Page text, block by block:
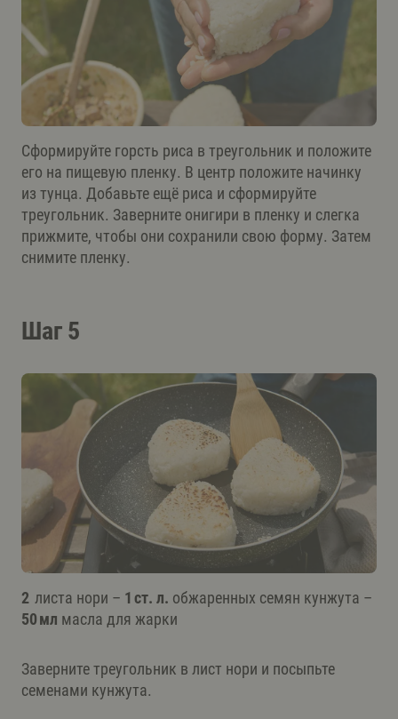
Сформируйте горсть риса в треугольник и положите
его на пищевую пленку. В центр положите начинку
из тунца. Добавьте ещё риса и сформируйте
треугольник. Заверните онигири в пленку и слегка
прижмите, чтобы они сохранили свою форму. Затем
снимите пленку.
Шаг 5
2 листа нори – 1 ст. л. обжаренных семян кунжута –
50 мл масла для жарки
Заверните треугольник в лист нори и посыпьте
семенами кунжута.